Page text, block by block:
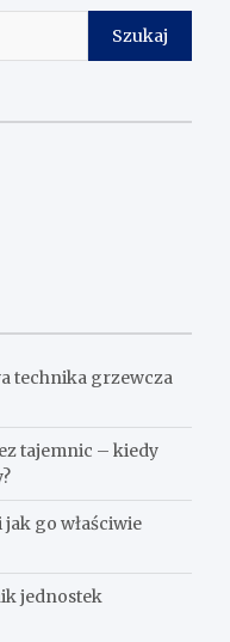
Szukaj
technika grzewcza
tajemnic – kiedy
go właściwie
jednostek